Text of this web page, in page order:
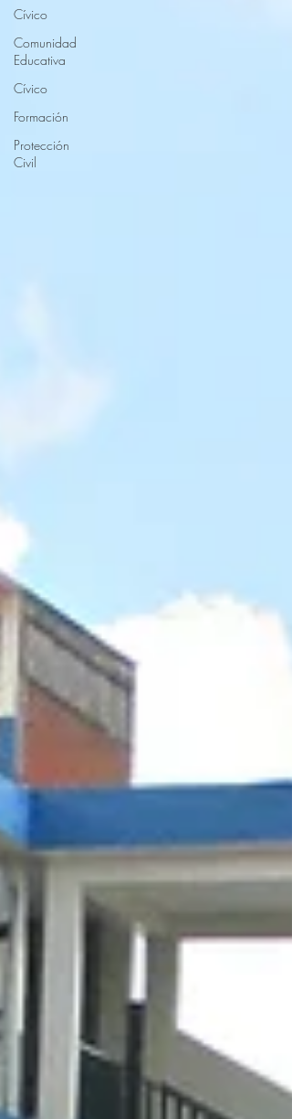
Cívico
Comunidad
Educativa
Cívico
Formación
Protección
Civil